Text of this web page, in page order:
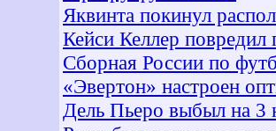
Яквинта покинул
Кейси Келлер повредил
Сборная России по
«Эвертон» настроен
Дель Пьеро выбыл на 3